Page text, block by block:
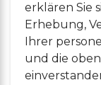
erklären Sie
Erhebung,
Ihrer
und die